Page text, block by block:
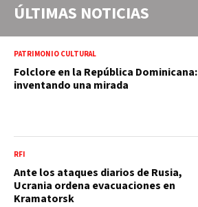
ÚLTIMAS NOTICIAS
PATRIMONIO CULTURAL
Folclore en la República Dominicana:
inventando una mirada
RFI
Ante los ataques diarios de Rusia,
Ucrania ordena evacuaciones en
Kramatorsk